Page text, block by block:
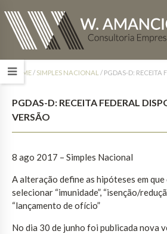
HOME/ SIMPLES NACIONAL / PGDAS-D: RECEITA
PGDAS-D: RECEITA FEDERAL
VERSÃO
8 ago 2017 – Simples Nacional
A alteração define as hipóteses em
selecionar “imunidade”, “isenção/
“lançamento de ofício”
No dia 30 de junho foi publicada nova